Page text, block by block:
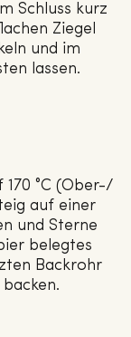
Schluss kurz
Ziegel
und im
lassen.
°C (Ober-/
auf einer
und Sterne
belegtes
Backrohr